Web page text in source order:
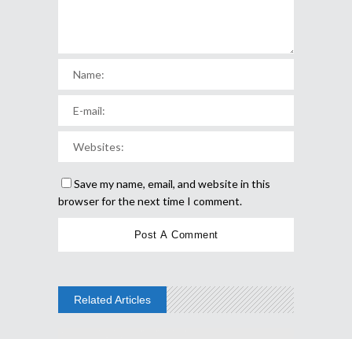
Save my name, email, and website in this
browser for the next time I comment.
Related Articles